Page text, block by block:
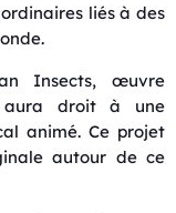
liés à des
Insects, œuvre
droit à une
animé. Ce projet
autour de ce